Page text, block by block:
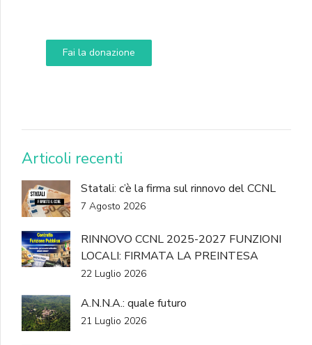
Fai la donazione
DONA
Articoli recenti
Statali: c’è la firma sul rinnovo del CCNL
7 Agosto 2026
RINNOVO CCNL 2025-2027 FUNZIONI
LOCALI: FIRMATA LA PREINTESA
22 Luglio 2026
A.N.N.A.: quale futuro
21 Luglio 2026